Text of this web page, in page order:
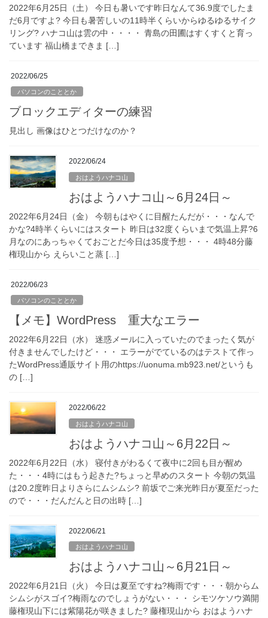
2022年6月25日（土） 今日も暑いです昨日なんて36.9度でしたま
だ6月ですよ? 今日も暑苦しいの11時半くらいからゆるゆるサイク
リング? ハナコ山は雲の中・・・・ 青島の田圃はすくすくと育っ
ています 福山橋まできま […]
2022/06/25
パソコンのこととか
ブロックエディターの練習
見出し 画像はひとつだけなのか？
2022/06/24
おはようハナコ山
おはようハナコ山～6月24日～
2022年6月24日（金） 今朝もはやくに目醒たんだが・・・なんで
かな?4時半くらいにはスタート 昨日は32度くらいまで気温上昇?6
月なのにあっちゃくておごとだ今日は35度予想・・・ 4時48分藤
権現山から えらいこと蒸 […]
2022/06/23
パソコンのこととか
【メモ】WordPress 重大なエラー
2022年6月22日（水） 迷惑メールに入っていたのでまったく気が
付きませんでしたけど・・・ エラーがでているのはテストて作っ
たWordPress通販サイト用のhttps://uonuma.mb923.net/というも
の […]
2022/06/22
おはようハナコ山
おはようハナコ山～6月22日～
2022年6月22日（水） 寝付きがわるくて夜中に2回も目が醒め
た・・・4時にはもう起きた?ちょっと早めのスタート 今朝の気温
は20.2度昨日よりさらにムシムシ? 前坂でご来光昨日が夏至だった
ので・・・だんだんと日の出時 […]
2022/06/21
おはようハナコ山
おはようハナコ山～6月21日～
2022年6月21日（火） 今日は夏至ですね?梅雨です・・・朝からム
シムシがスゴイ?梅雨なのでしょうがない・・・ シモツケソウ満開
藤権現山下には紫陽花が咲きました? 藤権現山から おはようハナ